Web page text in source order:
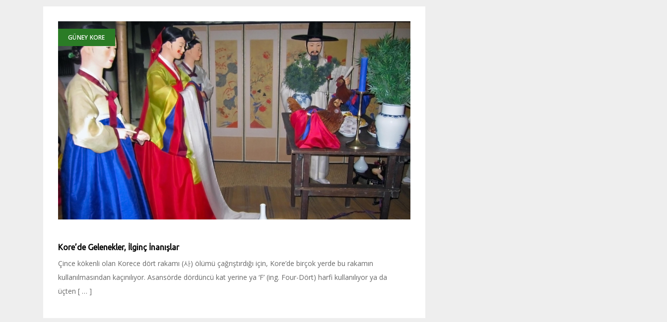
GÜNEY KORE
Kore’de Gelenekler, İlginç İnanışlar
Çince kökenli olan Korece dört rakamı (사) ölümü çağrıştırdığı için, Kore’de birçok yerde bu rakamın
kullanılmasından kaçınılıyor. Asansörde dördüncü kat yerine ya ‘F’ (ing. Four-Dört) harfi kullanılıyor ya da
üçten [ … ]